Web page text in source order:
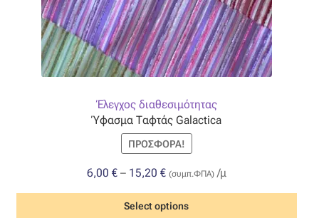
Έλεγχος διαθεσιμότητας
Ύφασμα Ταφτάς Galactica
ΠΡΟΣΦΟΡΆ!
6,00 € – 15,20 €Price
range:
6,00 €
(συμπ.ΦΠΑ)/μ
Select options